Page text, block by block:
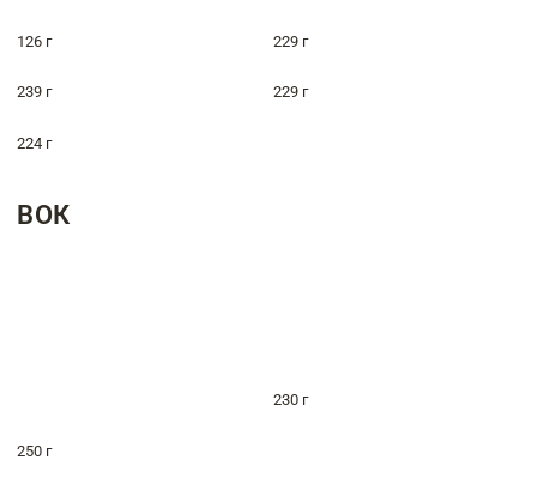
126 г 229 г
239 г 229 г
224 г
ВОК
230 г
250 г